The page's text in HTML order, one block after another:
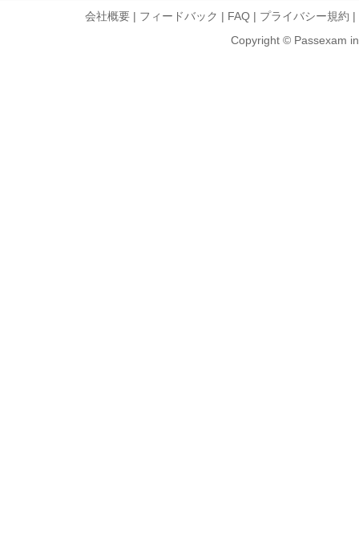
会社概要 | フィードバック | FAQ | プライバシー規約 |
Copyright © Passexam